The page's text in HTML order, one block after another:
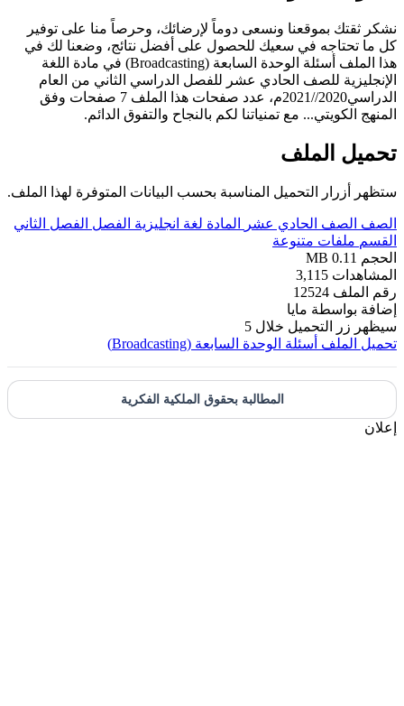
نشكر ثقتك بموقعنا ونسعى دوماً لإرضائك، وحرصاً منا على توفير
كل ما تحتاجه في سعيك للحصول على أفضل نتائج، وضعنا لك في
هذا الملف أسئلة الوحدة السابعة (Broadcasting) في مادة اللغة
الإنجليزية للصف الحادي عشر للفصل الدراسي الثاني من العام
الدراسي2020//2021م، عدد صفحات هذا الملف 7 صفحات وفق
المنهج الكويتي... مع تمنياتنا لكم بالنجاح والتفوق الدائم.
تحميل الملف
ستظهر أزرار التحميل المناسبة بحسب البيانات المتوفرة لهذا الملف.
الصف الصف الحادي عشر المادة لغة انجليزية الفصل
الفصل الثاني
القسم ملفات متنوعة
الحجم 0.11 MB
المشاهدات 3,115
رقم الملف 12524
إضافة بواسطة مايا
سيظهر زر التحميل خلال 5
تحميل الملف
أسئلة الوحدة السابعة (Broadcasting)
المطالبة بحقوق الملكية الفكرية
إعلان